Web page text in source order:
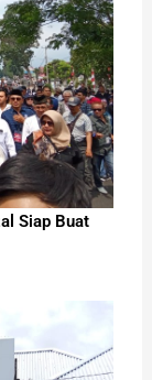
Siap Buat